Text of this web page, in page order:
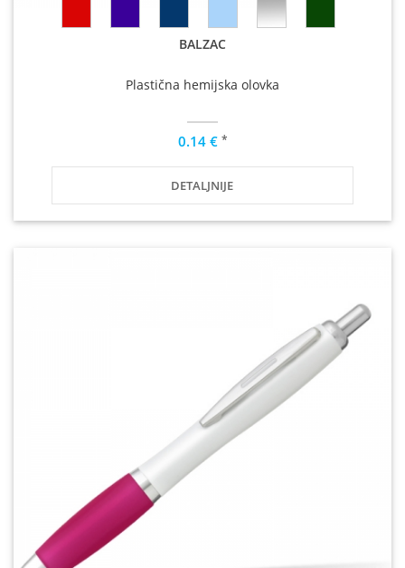
BALZAC
Plastična hemijska olovka
0.14 € *
DETALJNIJE